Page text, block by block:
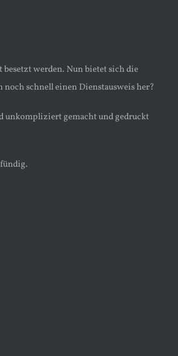
werden. Nun bietet sich die
schnell einen Dienstausweis her?
unkompliziert gemacht und gedruckt